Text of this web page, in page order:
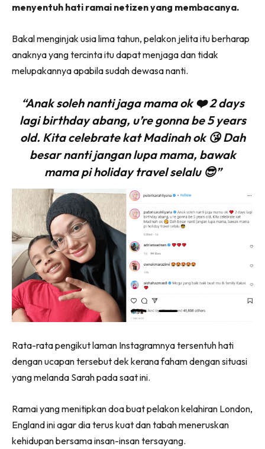
menyentuh hati ramai netizen yang membacanya.
Bakal menginjak usia lima tahun, pelakon jelita itu berharap
anaknya yang tercinta itu dapat menjaga dan tidak
melupakannya apabila sudah dewasa nanti.
“Anak soleh nanti jaga mama ok ❤️ 2 days
lagi birthday abang, u’re gonna be 5 years
old. Kita celebrate kat Madinah ok 😘 Dah
besar nanti jangan lupa mama, bawak
mama pi holiday travel selalu 😎”
Rata-rata pengikut laman Instagramnya tersentuh hati
dengan ucapan tersebut dek kerana faham dengan situasi
yang melanda Sarah pada saat ini.
Ramai yang menitipkan doa buat pelakon kelahiran London,
England ini agar dia terus kuat dan tabah meneruskan
kehidupan bersama insan-insan tersayang.